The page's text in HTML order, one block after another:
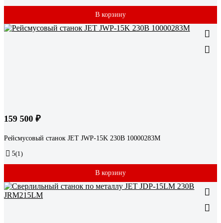
В корзину
159 500 ₽
Рейсмусовый станок JET JWP-15K 230В 10000283M
5(1)
В корзину